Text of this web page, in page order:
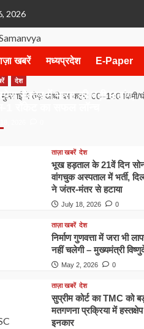
2026
खबरें मध्यप्रदेश E-Paper
मुलताई में तेज़ आंधी का कहर: 60–100 किमी/
देश
सेक्टर में भारत की बड़ी छलांग,
ताज़ा खबरें देश
भूख हड़ताल के 21वें दिन
वांगचुक अस्पताल में भर्ती,
ने जंतर-मंतर से हटाया
July 18, 2026 0
ताज़ा खबरें देश
निर्माण गुणवत्ता में जरा भी
नहीं चलेगी – मुख्यमंत्री
May 2, 2026 0
ताज़ा खबरें देश
सुप्रीम कोर्ट का TMC को
मतगणना प्रक्रिया में
इनकार